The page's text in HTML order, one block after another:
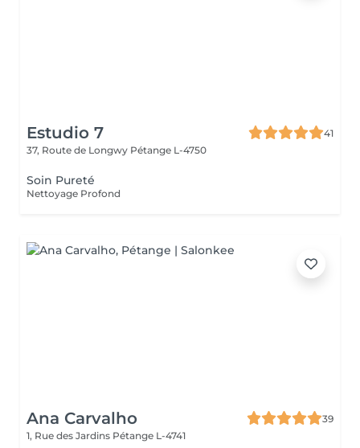
Estudio 7
41
37, Route de Longwy Pétange L-4750
Soin Pureté
Nettoyage Profond
Ana Carvalho
39
1, Rue des Jardins Pétange L-4741